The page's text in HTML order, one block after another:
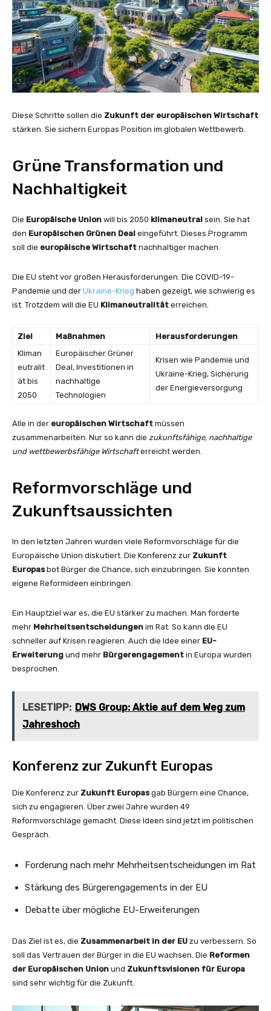
Diese Schritte sollen die Zukunft der europäischen Wirtschaft
stärken. Sie sichern Europas Position im globalen Wettbewerb.
Grüne Transformation und
Nachhaltigkeit
Die Europäische Union will bis 2050 klimaneutral sein. Sie hat
den Europäischen Grünen Deal eingeführt. Dieses Programm
soll die europäische Wirtschaft nachhaltiger machen.
Die EU steht vor großen Herausforderungen. Die COVID-19-
Pandemie und der Ukraine-Krieg haben gezeigt, wie schwierig es
ist. Trotzdem will die EU Klimaneutralität erreichen.
Ziel Maßnahmen
Herausforderungen
Kliman
eutralit
ät bis
2050
Europäischer Grüner
Deal, Investitionen in
nachhaltige
Technologien
Krisen wie Pandemie und
Ukraine-Krieg, Sicherung
der Energieversorgung
Alle in der europäischen Wirtschaft müssen
zusammenarbeiten. Nur so kann die zukunftsfähige, nachhaltige
und wettbewerbsfähige Wirtschafterreicht werden.
Reformvorschläge und
Zukunftsaussichten
In den letzten Jahren wurden viele Reformvorschläge für die
Europäische Union diskutiert. Die Konferenz zur Zukunft
Europasbot Bürger die Chance, sich einzubringen. Sie konnten
eigene Reformideen einbringen.
Ein Hauptziel war es, die EU stärker zu machen. Man forderte
mehr Mehrheitsentscheidungen im Rat. So kann die EU
schneller auf Krisen reagieren. Auch die Idee einer EU-
Erweiterung und mehr Bürgerengagement in Europa wurden
besprochen.
LESETIPP: DWS Group: Aktie auf dem Weg zum
Jahreshoch
Konferenz zur Zukunft Europas
Die Konferenz zur Zukunft Europasgab Bürgern eine Chance,
sich zu engagieren. Über zwei Jahre wurden 49
Reformvorschläge gemacht. Diese Ideen sind jetzt im politischen
Gespräch.
Forderung nach mehr Mehrheitsentscheidungen im Rat
Stärkung des Bürgerengagements in der EU
Debatte über mögliche EU-Erweiterungen
Das Ziel ist es, die Zusammenarbeit in der EU zu verbessern. So
soll das Vertrauen der Bürger in die EU wachsen. Die Reformen
der Europäischen Union und Zukunftsvisionen für Europa
sind sehr wichtig für die Zukunft.